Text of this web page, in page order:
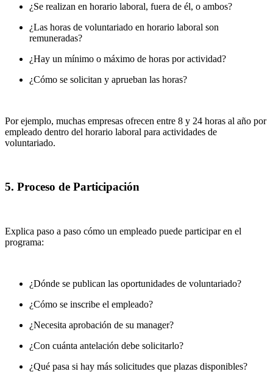
¿Se realizan en horario laboral, fuera de él, o ambos?
¿Las horas de voluntariado en horario laboral son
remuneradas?
¿Hay un mínimo o máximo de horas por actividad?
¿Cómo se solicitan y aprueban las horas?
Por ejemplo, muchas empresas ofrecen entre 8 y 24 horas al año por
empleado dentro del horario laboral para actividades de
voluntariado.
5. Proceso de Participación
Explica paso a paso cómo un empleado puede participar en el
programa:
¿Dónde se publican las oportunidades de voluntariado?
¿Cómo se inscribe el empleado?
¿Necesita aprobación de su manager?
¿Con cuánta antelación debe solicitarlo?
¿Qué pasa si hay más solicitudes que plazas disponibles?